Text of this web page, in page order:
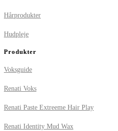
Hårprodukter
Hudpleje
Produkter
Voksguide
Renati Voks
Renati Paste Extreeme Hair Play
Renati Identity Mud Wax